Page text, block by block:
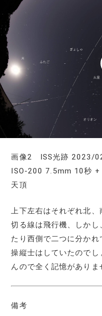
画像2 ISS光跡 2023/
ISO-200 7.5mm 10秒 +
天頂
上下左右はそれぞれ北
切る線は飛行機、しか
たり西側で二つに分か
操縦士はしていたので
んので全く記憶がありま
備考